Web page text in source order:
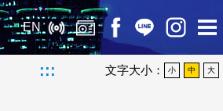
EN
::: 文字大小： 小 中 大